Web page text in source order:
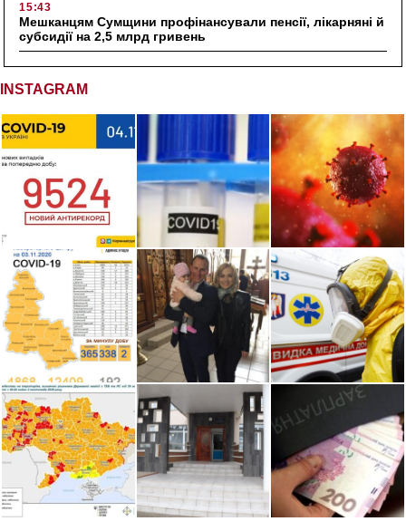
15:43
Мешканцям Сумщини профінансували пенсії, лікарняні й
субсидії на 2,5 млрд гривень
INSTAGRAM